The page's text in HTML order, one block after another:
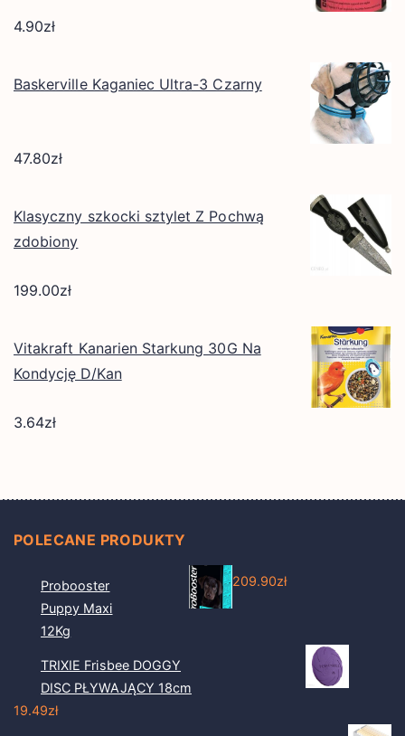
4.90zł
Baskerville Kaganiec Ultra-3 Czarny
47.80zł
Klasyczny szkocki sztylet Z Pochwą
zdobiony
199.00zł
Vitakraft Kanarien Starkung 30G Na
Kondycję D/Kan
3.64zł
POLECANE PRODUKTY
Probooster
Puppy Maxi
12Kg
209.90zł
TRIXIE Frisbee DOGGY
DISC PŁYWAJĄCY 18cm
19.49zł